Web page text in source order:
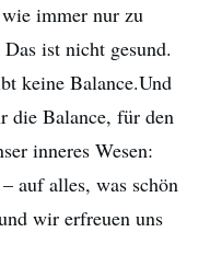
immer nur zu
ist nicht gesund.
keine Balance.Und
die Balance, für den
inneres Wesen:
auf alles, was schön
wir erfreuen uns